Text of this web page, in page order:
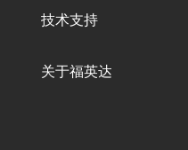
技术支持
关于福英达